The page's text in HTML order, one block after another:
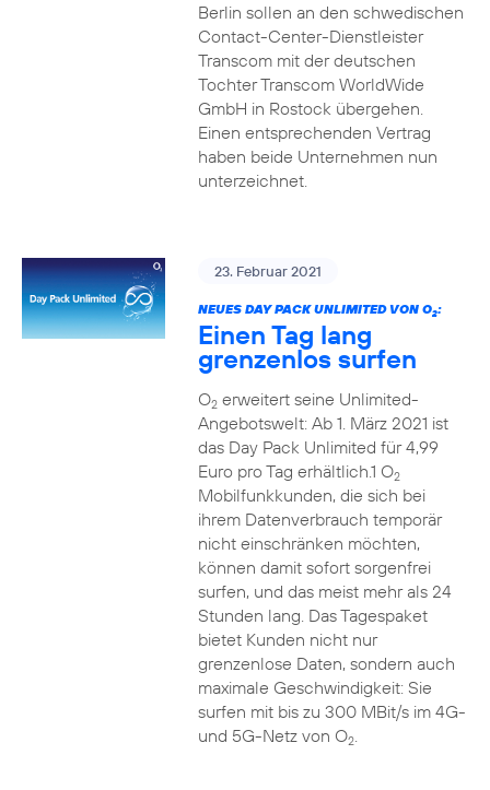
Berlin sollen an den schwedischen
Contact-Center-Dienstleister
Transcom mit der deutschen
Tochter Transcom WorldWide
GmbH in Rostock übergehen.
Einen entsprechenden Vertrag
haben beide Unternehmen nun
unterzeichnet.
23. Februar 2021
NEUES DAY PACK UNLIMITED VON O2:
Einen Tag lang
grenzenlos surfen
O2erweitert seine Unlimited-
Angebotswelt: Ab 1. März 2021 ist
das Day Pack Unlimited für 4,99
Euro pro Tag erhältlich.1 O2
Mobilfunkkunden, die sich bei
ihrem Datenverbrauch temporär
nicht einschränken möchten,
können damit sofort sorgenfrei
surfen, und das meist mehr als 24
Stunden lang. Das Tagespaket
bietet Kunden nicht nur
grenzenlose Daten, sondern auch
maximale Geschwindigkeit: Sie
surfen mit bis zu 300 MBit/s im 4G-
und 5G-Netz von O2.